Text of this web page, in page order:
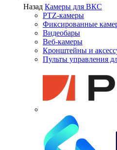
Назад Камеры для ВКС
PTZ-камеры
Фиксированные
Видеобары
Веб-камеры
Кронштейны и
Пульты управления